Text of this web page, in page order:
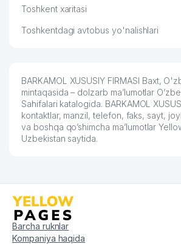
Toshkent xaritasi
Toshkentdagi avtobus yo'nalishlari
BARKAMOL XUSUSIY FIRMASI Baxt,
mintaqasida – dolzarb ma’lumotlar
Sahifalari katalogida. BARKAMOL
kontaktlar, manzil, telefon, faks, sayt,
va boshqa qo’shimcha ma’lumotlar
Uzbekistan saytida.
Barcha ruknlar
Kompaniya haqida